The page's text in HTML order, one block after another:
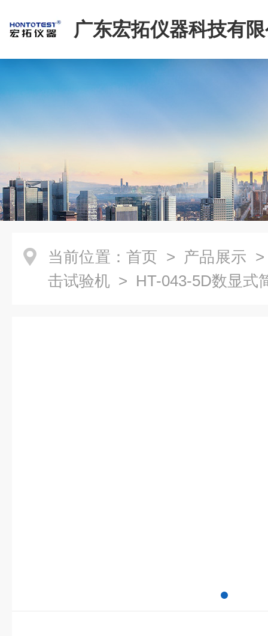
广东宏拓仪器科技有
当前位置： 首页 > 产品展示
击试验机 > HT-043-5D数显式